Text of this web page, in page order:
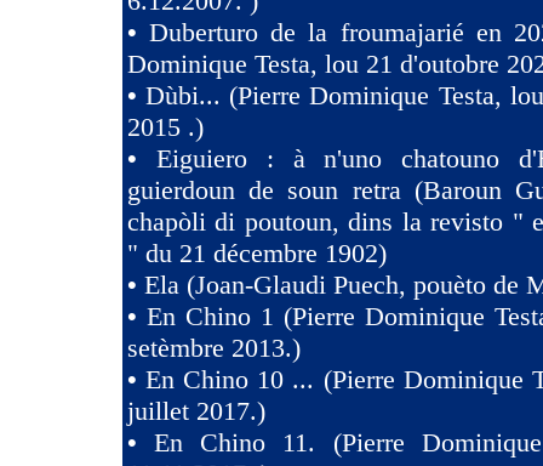
•Duberturo de la froumajarié en
Dominique Testa, lou 21 d'outobre
•Dùbi... (Pierre Dominique Testa,
2015 .)
• Eiguiero : à n'uno chatouno
guierdoun de soun retra (Baroun
chapòli di poutoun, dins la revisto "
" du 21 décembre 1902)
• Ela (Joan-Glaudi Puech, pouèto de
• En Chino 1 (Pierre Dominique
setèmbre 2013.)
•En Chino 10 ... (Pierre Dominique
juillet 2017.)
•En Chino 11. (Pierre